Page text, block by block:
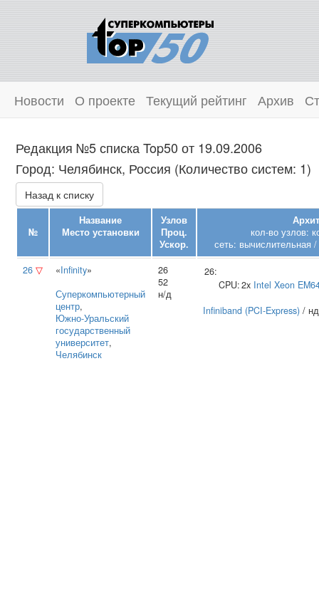
Новости О проекте Текущий рейтинг Архив
Редакция №5 списка Top50 от 19.09.2006
Город: Челябинск, Россия (Количество систем: 1)
Назад к списку
№
Название
Место установки
Узлов
Проц.
Ускор.
кол-во узлов:
сеть: вычислительная
26 ▽ «Infinity»
Суперкомпьютерный
центр,
Южно‑Уральский
государственный
университет,
Челябинск
26
52
н/д
26:
CPU:2x Intel Xeon
Infiniband (PCI-Express) /